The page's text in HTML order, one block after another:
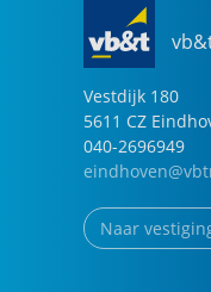
Vestdijk 180
5611 CZ
040-2696949
Naar